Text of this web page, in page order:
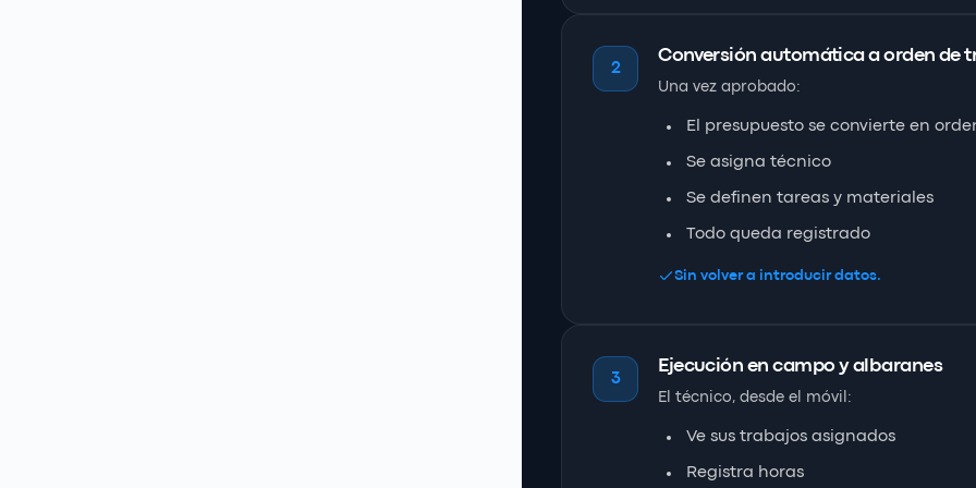
2
Conversión automática a orden de
Una vez aprobado:
El presupuesto se convierte en
Se asigna técnico
Se definen tareas y materiales
Todo queda registrado
Sin volver a introducir datos.
3
Ejecución en campo y albaranes
El técnico, desde el móvil:
Ve sus trabajos asignados
Registra horas